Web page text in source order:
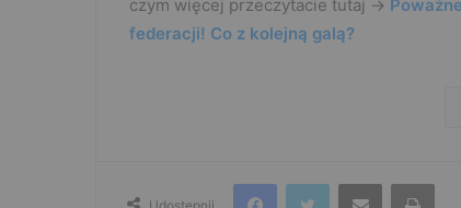
czym więcej przeczytacie tutaj ->
federacji! Co z kolejną galą?
FacebookTwitter Udostępnij przez e-mail